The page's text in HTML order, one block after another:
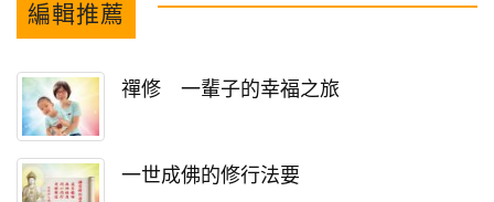
編輯推薦
禪修 一輩子的幸福之旅
一世成佛的修行法要